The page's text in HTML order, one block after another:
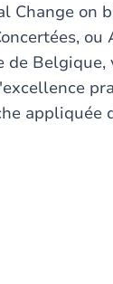
Change on
ou
de
appliquée